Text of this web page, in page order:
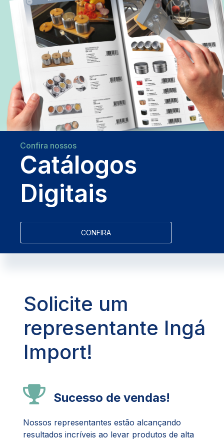
Confira nossos
Catálogos
Digitais
CONFIRA
Solicite um
representante Ingá
Import!
Sucesso de vendas!
Nossos representantes estão alcançando
resultados incríveis ao levar produtos de alta